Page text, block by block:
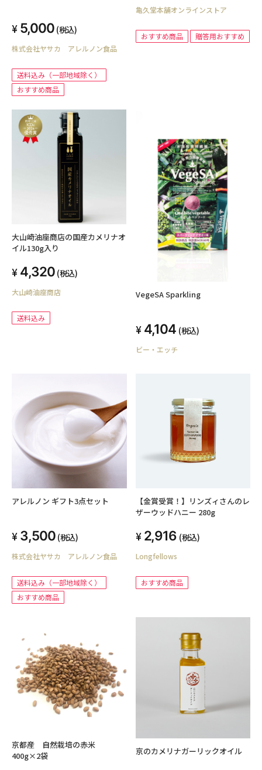
5,000 (税込)
株式会社ヤサカ アレルノン食品
送料込み（一部地域除く）
おすすめ商品
亀久堂本舗オンラインストア
おすすめ商品 贈答用おすすめ
大山崎油座商店の国産カメリナオ
イル130g入り
4,320 (税込)
大山崎油座商店
送料込み
VegeSA Sparkling
4,104 (税込)
ビー・エッチ
アレルノン ギフト3点セット
3,500 (税込)
株式会社ヤサカ アレルノン食品
送料込み（一部地域除く）
おすすめ商品
【金賞受賞！】リンズィさんのレ
ザーウッドハニー 280g
2,916 (税込)
Longfellows
おすすめ商品
京都産 自然栽培の赤米
400g×2袋
京のカメリナガーリックオイル